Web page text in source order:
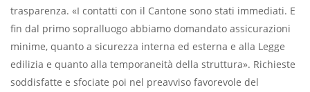
trasparenza. «I contatti con il Cantone sono stati immediati. E
ﬁn dal primo sopralluogo abbiamo domandato assicurazioni
minime, quanto a sicurezza interna ed esterna e alla Legge
edilizia e quanto alla temporaneità della struttura». Richieste
soddisfatte e sfociate poi nel preavviso favorevole del